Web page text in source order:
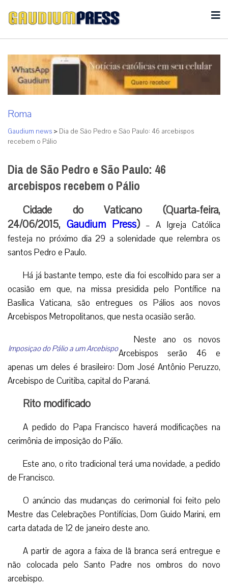
Roma
Gaudium news > Dia de São Pedro e São Paulo: 46 arcebispos
recebem o Pálio
Dia de São Pedro e São Paulo: 46
arcebispos recebem o Pálio
Cidade do Vaticano (Quarta-feira,
24/06/2015, Gaudium Press) – A Igreja Católica
festeja no próximo dia 29 a solenidade que relembra os
santos Pedro e Paulo.
Há já bastante tempo, este dia foi escolhido para ser a
ocasião em que, na missa presidida pelo Pontífice na
Basílica Vaticana, são entregues os Pálios aos novos
Arcebispos Metropolitanos, que nesta ocasião serão.
Imposiçao do Pálio a um Arcebispo
Neste ano os novos
Arcebispos serão 46 e
apenas um deles é brasileiro: Dom José Antônio Peruzzo,
Arcebispo de Curitiba, capital do Paraná.
Rito modificado
A pedido do Papa Francisco haverá modificações na
cerimônia de imposição do Pálio.
Este ano, o rito tradicional terá uma novidade, a pedido
de Francisco.
O anúncio das mudanças do cerimonial foi feito pelo
Mestre das Celebrações Pontifícias, Dom Guido Marini, em
carta datada de 12 de janeiro deste ano.
A partir de agora a faixa de lã branca será entregue e
não colocada pelo Santo Padre nos ombros do novo
arcebispo.